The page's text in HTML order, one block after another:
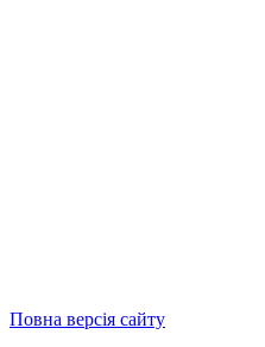
Повна версія сайту